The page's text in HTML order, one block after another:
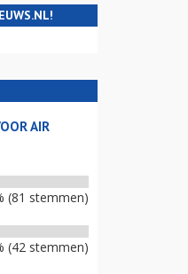
AIR
(81 stemmen)
(42 stemmen)